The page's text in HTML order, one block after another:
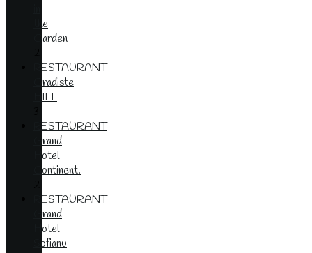
the
Garden
RESTAURANT
Gradiste
HILL
RESTAURANT
Grand
Hotel
Continent.
RESTAURANT
Grand
Hotel
Sofianu